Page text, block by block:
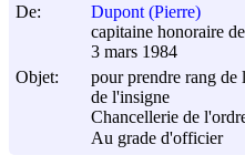
De:
Dupont (Pierre)
capitaine honoraire
3 mars 1984
Objet:
pour prendre rang de
de l'insigne
Chancellerie de
Au grade d'officier